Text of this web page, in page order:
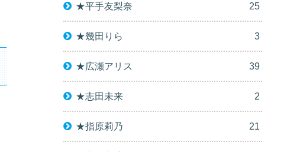
★平手友梨奈 25
★幾田りら 3
★広瀬アリス 39
★志田未来 2
★指原莉乃 21